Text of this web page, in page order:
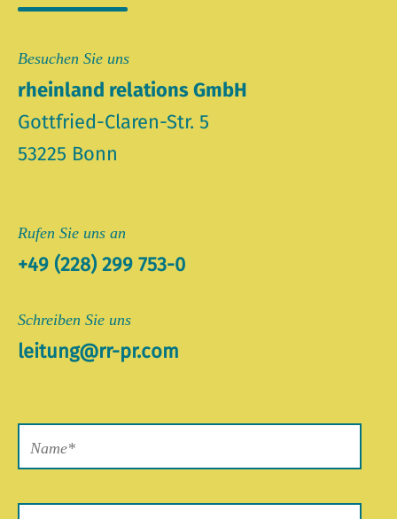
Besuchen Sie uns
rheinland relations GmbH
Gottfried-Claren-Str. 5
53225 Bonn
Rufen Sie uns an
+49 (228) 299 753-0
Schreiben Sie uns
leitung@rr-pr.com